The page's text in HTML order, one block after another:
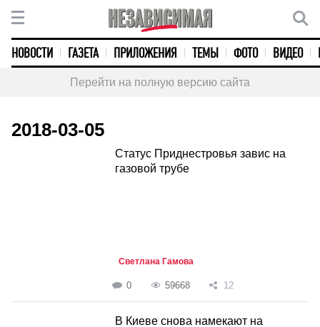
НОВОСТИ ГАЗЕТА ПРИЛОЖЕНИЯ ТЕМЫ ФОТО ВИДЕО
Перейти на полную версию сайта
2018-03-05
Статус Приднестровья завис на
газовой трубе
Светлана Гамова
0 59668 12
В Киеве снова намекают на